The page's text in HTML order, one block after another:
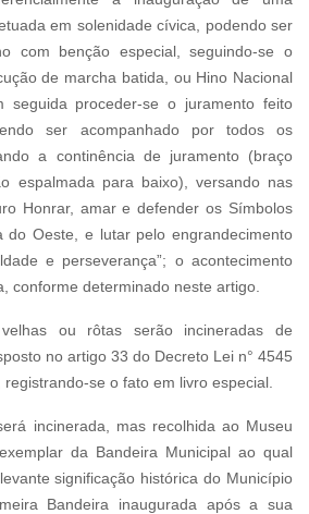
em solenidade cívica, podendo ser
com benção especial, seguindo-se o
de marcha batida, ou Hino Nacional
seguida proceder-se o juramento feito
ser acompanhado por todos os
a continência de juramento (braço
espalmada para baixo), versando nas
Honrar, amar e defender os Símbolos
do Oeste, e lutar pelo engrandecimento
e perseverança”; o acontecimento
conforme determinado neste artigo.
ou rôtas serão incineradas de
no artigo 33 do Decreto Lei n° 4545
se o fato em livro especial.
incinerada, mas recolhida ao Museu
da Bandeira Municipal ao qual
significação histórica do Município
Bandeira inaugurada após a sua